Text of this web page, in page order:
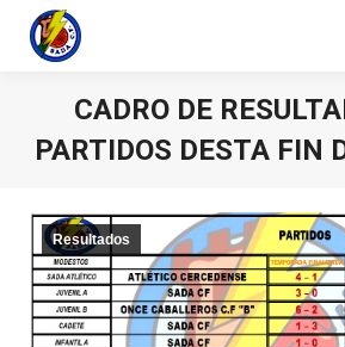
CADRO DE
PARTIDOS DESTA FIN
Resultados